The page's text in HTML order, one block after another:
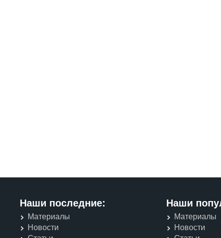
Наши последние:
Материалы
Новости
Наши
Материалы
Новости